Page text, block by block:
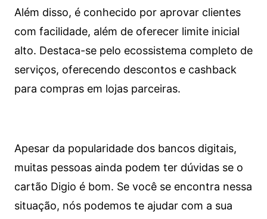
Além disso, é conhecido por aprovar clientes
com facilidade, além de oferecer limite inicial
alto. Destaca-se pelo ecossistema completo de
serviços, oferecendo descontos e cashback
para compras em lojas parceiras.
Apesar da popularidade dos bancos digitais,
muitas pessoas ainda podem ter dúvidas se o
cartão Digio é bom. Se você se encontra nessa
situação, nós podemos te ajudar com a sua